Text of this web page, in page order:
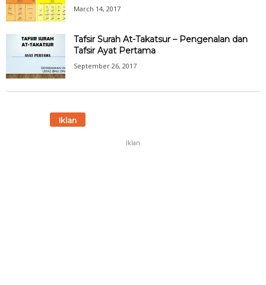
March 14, 2017
Tafsir Surah At-Takatsur – Pengenalan dan
Tafsir Ayat Pertama
September 26, 2017
Iklan
Iklan